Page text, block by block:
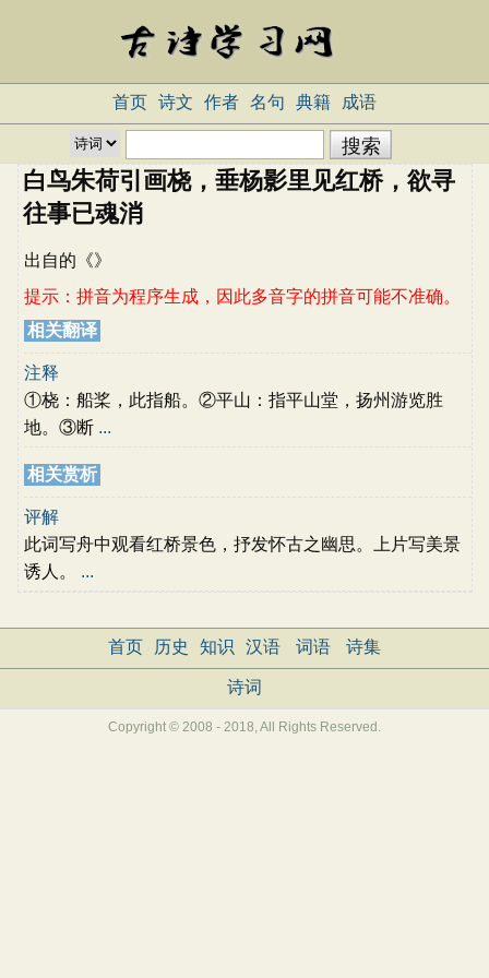
首页 诗文 作者 名句 典籍 成语
白鸟朱荷引画桡，垂杨影里见红桥，欲寻
往事已魂消
出自的《》
提示：拼音为程序生成，因此多音字的拼音可能不准确。
相关翻译
注释
①桡：船桨，此指船。②平山：指平山堂，扬州游览胜
地。③断 ...
相关赏析
评解
此词写舟中观看红桥景色，抒发怀古之幽思。上片写美景
诱人。 ...
首页 历史 知识 汉语 词语 诗集
诗词
Copyright © 2008 - 2018, All Rights Reserved.